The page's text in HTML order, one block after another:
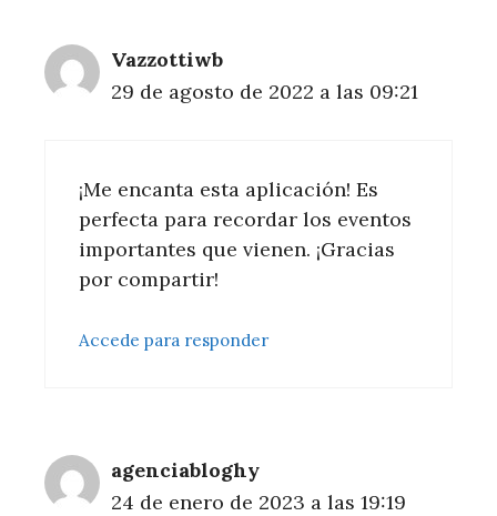
Vazzottiwb
29 de agosto de 2022 a las 09:21
¡Me encanta esta aplicación! Es
perfecta para recordar los eventos
importantes que vienen. ¡Gracias
por compartir!
Accede para responder
agenciabloghy
24 de enero de 2023 a las 19:19